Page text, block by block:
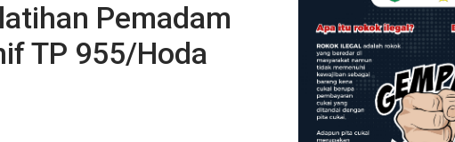
Pemadam
TP 955/Hoda